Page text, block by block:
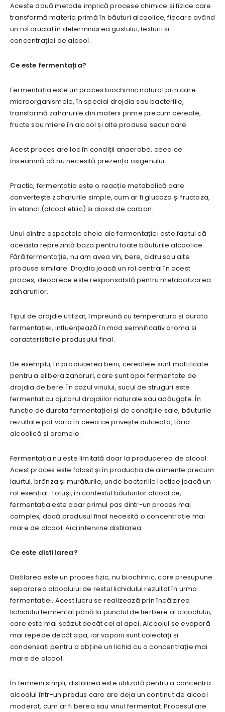
Aceste două metode implică procese chimice și fizice care
transformă materia primă în băuturi alcoolice, fiecare având
un rol crucial în determinarea gustului, texturii și
concentrației de alcool.
Ce este fermentația?
Fermentația este un proces biochimic natural prin care
microorganismele, în special drojdia sau bacteriile,
transformă zaharurile din materii prime precum cereale,
fructe sau miere în alcool și alte produse secundare.
Acest proces are loc în condiții anaerobe, ceea ce
înseamnă că nu necesită prezența oxigenului.
Practic, fermentația este o reacție metabolică care
convertește zaharurile simple, cum ar fi glucoza și fructoza,
în etanol (alcool etilic) și dioxid de carbon.
Unul dintre aspectele cheie ale fermentației este faptul că
aceasta reprezintă baza pentru toate băuturile alcoolice.
Fără fermentație, nu am avea vin, bere, cidru sau alte
produse similare. Drojdia joacă un rol central în acest
proces, deoarece este responsabilă pentru metabolizarea
zaharurilor.
Tipul de drojdie utilizat, împreună cu temperatura și durata
fermentației, influențează în mod semnificativ aroma și
caracteristicile produsului final.
De exemplu, în producerea berii, cerealele sunt maltificate
pentru a elibera zaharuri, care sunt apoi fermentate de
drojdia de bere. În cazul vinului, sucul de struguri este
fermentat cu ajutorul drojdiilor naturale sau adăugate. În
funcție de durata fermentației și de condițiile sale, băuturile
rezultate pot varia în ceea ce privește dulceața, tăria
alcoolică și aromele.
Fermentația nu este limitată doar la producerea de alcool.
Acest proces este folosit și în producția de alimente precum
iaurtul, brânza și murăturile, unde bacteriile lactice joacă un
rol esențial. Totuși, în contextul băuturilor alcoolice,
fermentația este doar primul pas dintr-un proces mai
complex, dacă produsul final necesită o concentrație mai
mare de alcool. Aici intervine distilarea.
Ce este distilarea?
Distilarea este un proces fizic, nu biochimic, care presupune
separarea alcoolului de restul lichidului rezultat în urma
fermentației. Acest lucru se realizează prin încălzirea
lichidului fermentat până la punctul de fierbere al alcoolului,
care este mai scăzut decât cel al apei. Alcoolul se evaporă
mai repede decât apa, iar vaporii sunt colectați și
condensați pentru a obține un lichid cu o concentrație mai
mare de alcool.
În termeni simpli, distilarea este utilizată pentru a concentra
alcoolul într-un produs care are deja un conținut de alcool
moderat, cum ar fi berea sau vinul fermentat. Procesul are